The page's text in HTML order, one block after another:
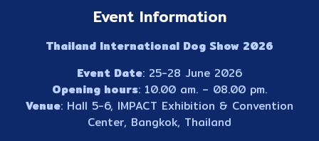
Event Information
Thailand International Dog Show 2026
Event Date: 25-28 June 2026
Opening hours: 10.00 am. – 08.00 pm.
Venue: Hall 5-6, IMPACT Exhibition & Convention
Center, Bangkok, Thailand